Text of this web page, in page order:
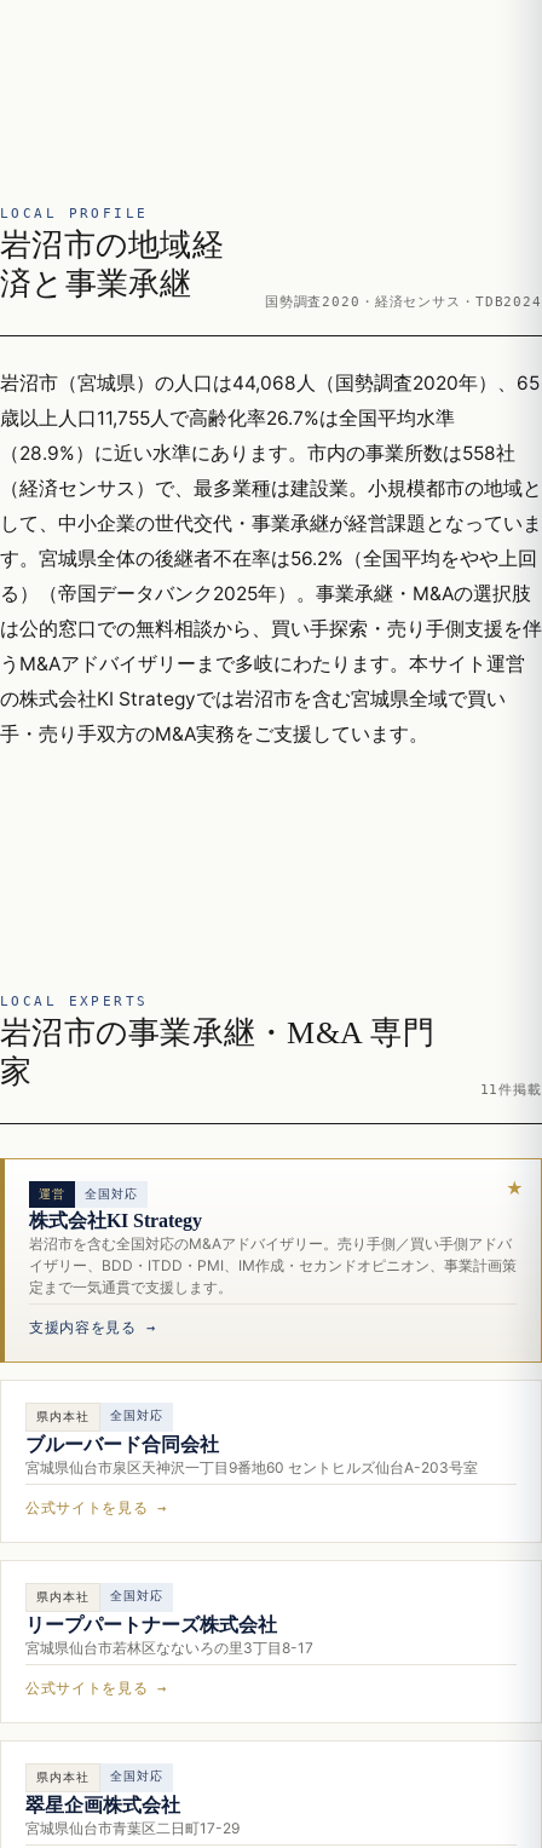
LOCAL PROFILE
岩沼市の地域経
済と事業承継
国勢調査2020・経済センサス・TDB2024
岩沼市（宮城県）の人口は44,068人（国勢調査2020年）、65
歳以上人口11,755人で高齢化率26.7%は全国平均水準
（28.9%）に近い水準にあります。市内の事業所数は558社
（経済センサス）で、最多業種は建設業。小規模都市の地域と
して、中小企業の世代交代・事業承継が経営課題となっていま
す。宮城県全体の後継者不在率は56.2%（全国平均をやや上回
る）（帝国データバンク2025年）。事業承継・M&Aの選択肢
は公的窓口での無料相談から、買い手探索・売り手側支援を伴
うM&Aアドバイザリーまで多岐にわたります。本サイト運営
の株式会社KI Strategyでは岩沼市を含む宮城県全域で買い
手・売り手双方のM&A実務をご支援しています。
LOCAL EXPERTS
岩沼市の事業承継・M&A 専門
家
11件掲載
運営 全国対応
株式会社KI Strategy
岩沼市を含む全国対応のM&Aアドバイザリー。売り手側／買い手側アドバ
イザリー、BDD・ITDD・PMI、IM作成・セカンドオピニオン、事業計画策
定まで一気通貫で支援します。
支援内容を見る →
県内本社 全国対応
ブルーバード合同会社
宮城県仙台市泉区天神沢一丁目9番地60 セントヒルズ仙台A-203号室
公式サイトを見る →
県内本社 全国対応
リープパートナーズ株式会社
宮城県仙台市若林区なないろの里3丁目8-17
公式サイトを見る →
県内本社 全国対応
翠星企画株式会社
宮城県仙台市青葉区二日町17-29